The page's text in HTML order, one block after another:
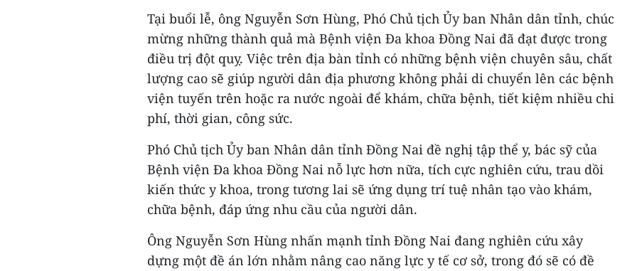
Tại buổi lễ, ông Nguyễn Sơn Hùng, Phó Chủ tịch Ủy ban Nhân dân tỉnh, chúc
mừng những thành quả mà Bệnh viện Đa khoa Đồng Nai đã đạt được trong
điều trị đột quỵ. Việc trên địa bàn tỉnh có những bệnh viện chuyên sâu, chất
lượng cao sẽ giúp người dân địa phương không phải di chuyển lên các bệnh
viện tuyến trên hoặc ra nước ngoài để khám, chữa bệnh, tiết kiệm nhiều chi
phí, thời gian, công sức.
Phó Chủ tịch Ủy ban Nhân dân tỉnh Đồng Nai đề nghị tập thể y, bác sỹ của
Bệnh viện Đa khoa Đồng Nai nỗ lực hơn nữa, tích cực nghiên cứu, trau dồi
kiến thức y khoa, trong tương lai sẽ ứng dụng trí tuệ nhân tạo vào khám,
chữa bệnh, đáp ứng nhu cầu của người dân.
Ông Nguyễn Sơn Hùng nhấn mạnh tỉnh Đồng Nai đang nghiên cứu xây
dựng một đề án lớn nhằm nâng cao năng lực y tế cơ sở, trong đó sẽ có đề